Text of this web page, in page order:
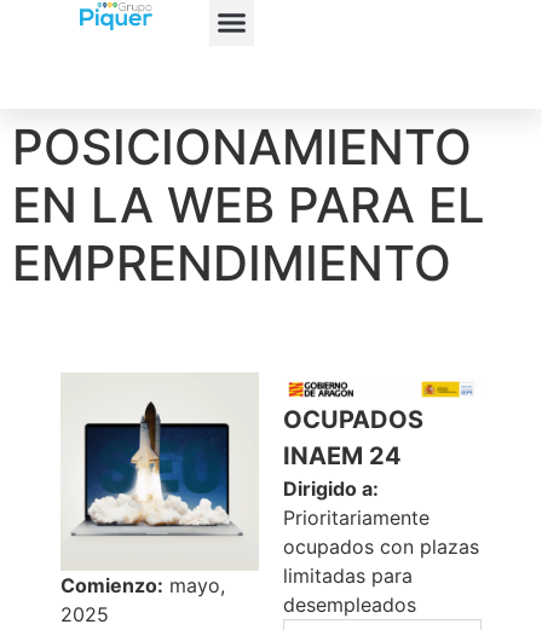
POSICIONAMIENTO
EN LA WEB PARA EL
EMPRENDIMIENTO
Comienzo: mayo,
2025
OCUPADOS
INAEM 24
Dirigido a:
Prioritariamente
ocupados con plazas
limitadas para
desempleados